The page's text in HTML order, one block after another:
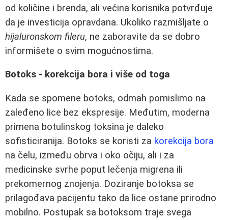
od količine i brenda, ali većina korisnika potvrđuje
da je investicija opravdana. Ukoliko razmišljate o
hijaluronskom fileru, ne zaboravite da se dobro
informišete o svim mogućnostima.
Botoks - korekcija bora i više od toga
Kada se spomene botoks, odmah pomislimo na
zaleđeno lice bez ekspresije. Međutim, moderna
primena botulinskog toksina je daleko
sofisticiranija. Botoks se koristi za korekcija bora
na čelu, između obrva i oko očiju, ali i za
medicinske svrhe poput lečenja migrena ili
prekomernog znojenja. Doziranje botoksa se
prilagođava pacijentu tako da lice ostane prirodno
mobilno. Postupak sa botoksom traje svega